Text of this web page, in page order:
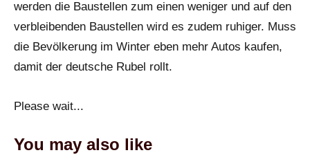
werden die Baustellen zum einen weniger und auf den
verbleibenden Baustellen wird es zudem ruhiger. Muss
die Bevölkerung im Winter eben mehr Autos kaufen,
damit der deutsche Rubel rollt.
Please wait...
You may also like